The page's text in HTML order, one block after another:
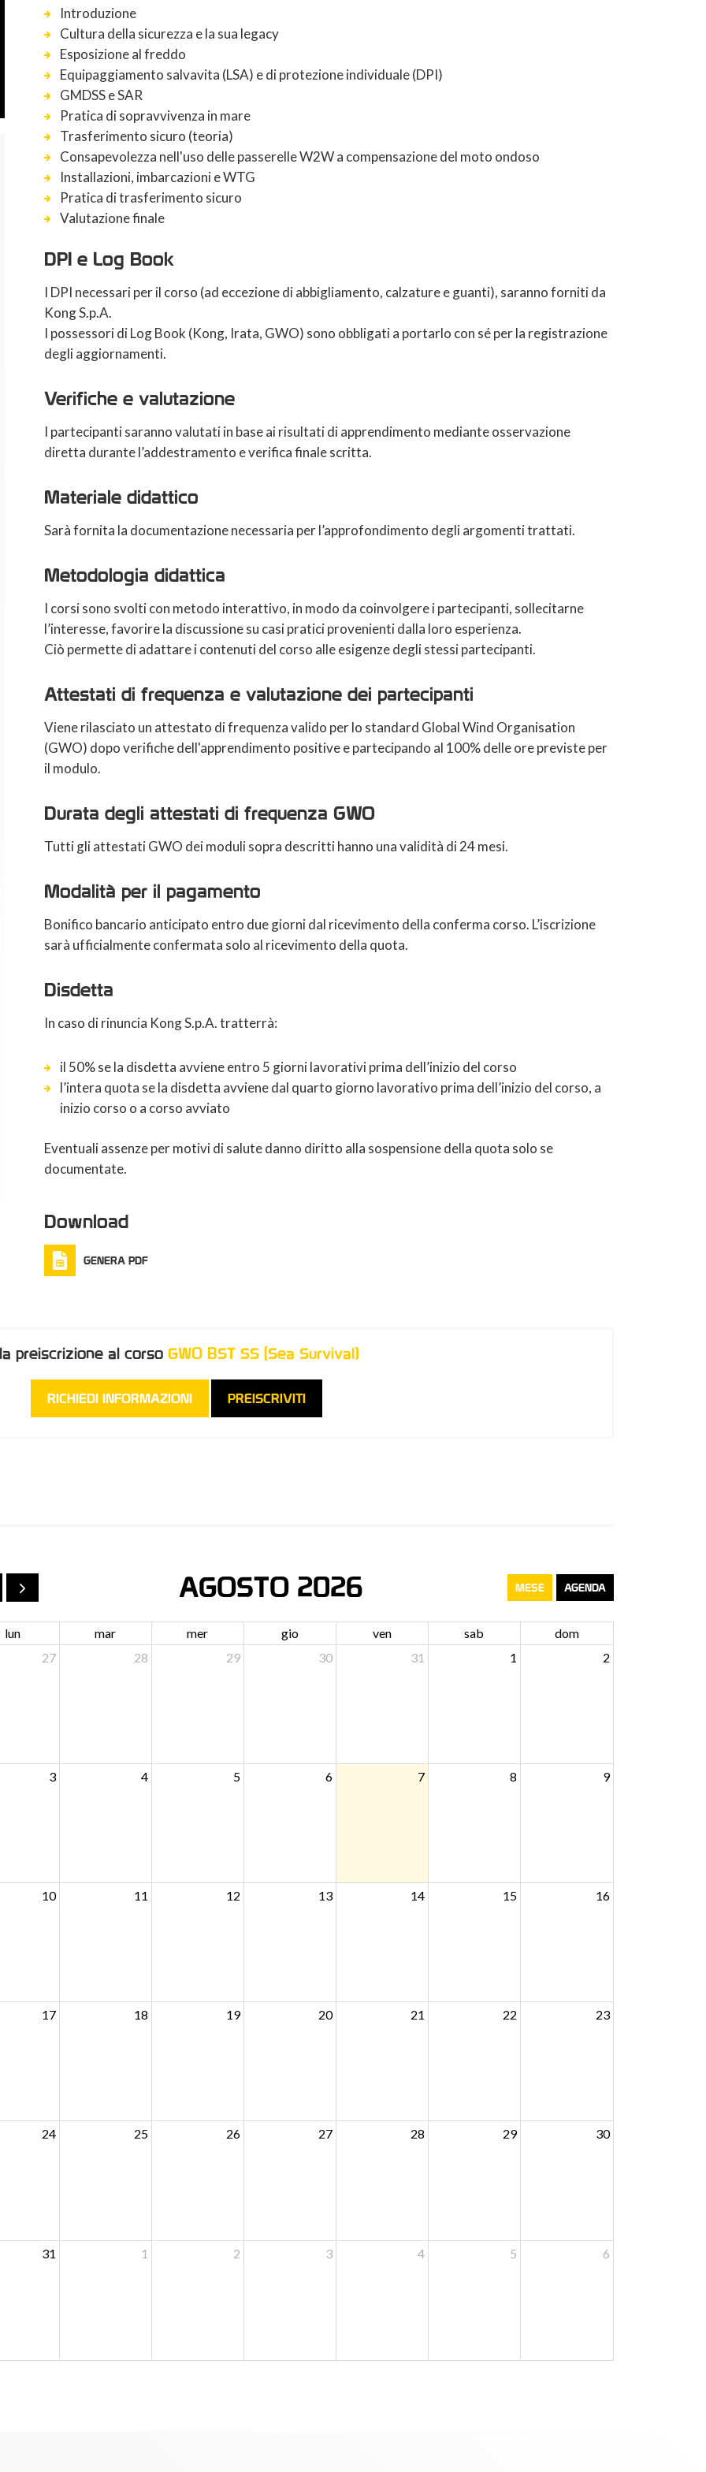
Introduzione
Cultura della sicurezza e la sua legacy
Esposizione al freddo
Equipaggiamento salvavita (LSA) e di protezione individuale (DPI)
GMDSS e SAR
Pratica di sopravvivenza in mare
Trasferimento sicuro (teoria)
Consapevolezza nell'uso delle passerelle W2W a compensazione del moto ondoso
Installazioni, imbarcazioni e WTG
Pratica di trasferimento sicuro
Valutazione finale
DPI e Log Book
I DPI necessari per il corso (ad eccezione di abbigliamento, calzature e guanti), saranno forniti da
Kong S.p.A.
I possessori di Log Book (Kong, Irata, GWO) sono obbligati a portarlo con sé per la registrazione
degli aggiornamenti.
Verifiche e valutazione
I partecipanti saranno valutati in base ai risultati di apprendimento mediante osservazione
diretta durante l’addestramento e verifica finale scritta.
Materiale didattico
Sarà fornita la documentazione necessaria per l’approfondimento degli argomenti trattati.
Metodologia didattica
I corsi sono svolti con metodo interattivo, in modo da coinvolgere i partecipanti, sollecitarne
l’interesse, favorire la discussione su casi pratici provenienti dalla loro esperienza.
Ciò permette di adattare i contenuti del corso alle esigenze degli stessi partecipanti.
Attestati di frequenza e valutazione dei partecipanti
Viene rilasciato un attestato di frequenza valido per lo standard Global Wind Organisation
(GWO) dopo verifiche dell'apprendimento positive e partecipando al 100% delle ore previste per
il modulo.
Durata degli attestati di frequenza GWO
Tutti gli attestati GWO dei moduli sopra descritti hanno una validità di 24 mesi.
Modalità per il pagamento
Bonifico bancario anticipato entro due giorni dal ricevimento della conferma corso. L’iscrizione
sarà ufficialmente confermata solo al ricevimento della quota.
Disdetta
In caso di rinuncia Kong S.p.A. tratterrà:
il 50% se la disdetta avviene entro 5 giorni lavorativi prima dell’inizio del corso
l’intera quota se la disdetta avviene dal quarto giorno lavorativo prima dell’inizio del corso, a
inizio corso o a corso avviato
Eventuali assenze per motivi di salute danno diritto alla sospensione della quota solo se
documentate.
Download
GENERA PDF
preiscrizione al corso GWO BST SS (Sea Survival)
RICHIEDI INFORMAZIONI PREISCRIVITI
AGOSTO 2026 MESE AGENDA
lun mar mer gio ven sab
dom
27
28 29 30 31 1 2
3 4 5 6 7 8 9
10 11 12 13 14 15 16
17 18 19 20 21 22 23
24 25 26 27 28 29 30
31 1 2 3 4 5 6